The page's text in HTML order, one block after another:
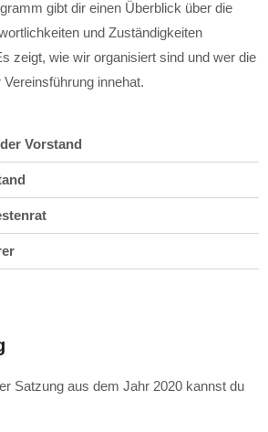
gibt dir einen Überblick über die
und Zuständigkeiten
zeigt, wie wir organisiert sind und wer die
innehat.
Vorstand
Satzung aus dem Jahr 2020 kannst du